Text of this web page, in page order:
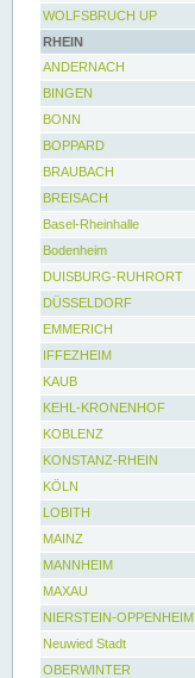
WOLFSBRUCH UP
RHEIN
ANDERNACH
BINGEN
BONN
BOPPARD
BRAUBACH
BREISACH
Basel-Rheinhalle
Bodenheim
DUISBURG-RUHRORT
DÜSSELDORF
EMMERICH
IFFEZHEIM
KAUB
KEHL-KRONENHOF
KOBLENZ
KONSTANZ-RHEIN
KÖLN
LOBITH
MAINZ
MANNHEIM
MAXAU
NIERSTEIN-OPPENHEIM
Neuwied Stadt
OBERWINTER